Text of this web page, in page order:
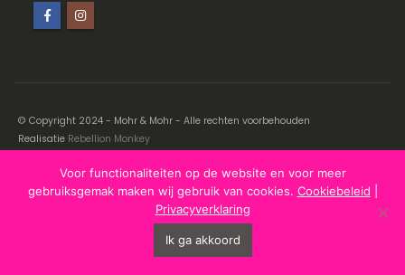
© Copyright 2024 - Mohr & Mohr - Alle rechten voorbehouden
Realisatie Rebellion Monkey
Disclaimer|Cookiebeleid|Privacyverklaring
Voor functionaliteiten op de website en voor meer
gebruiksgemak maken wij gebruik van cookies. Cookiebeleid
Privacyverklaring
Ik ga akkoord